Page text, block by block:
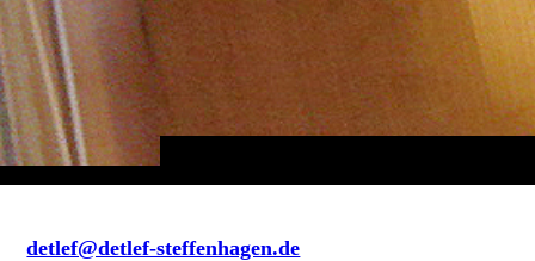
detlef@detlef-steffenhagen.de